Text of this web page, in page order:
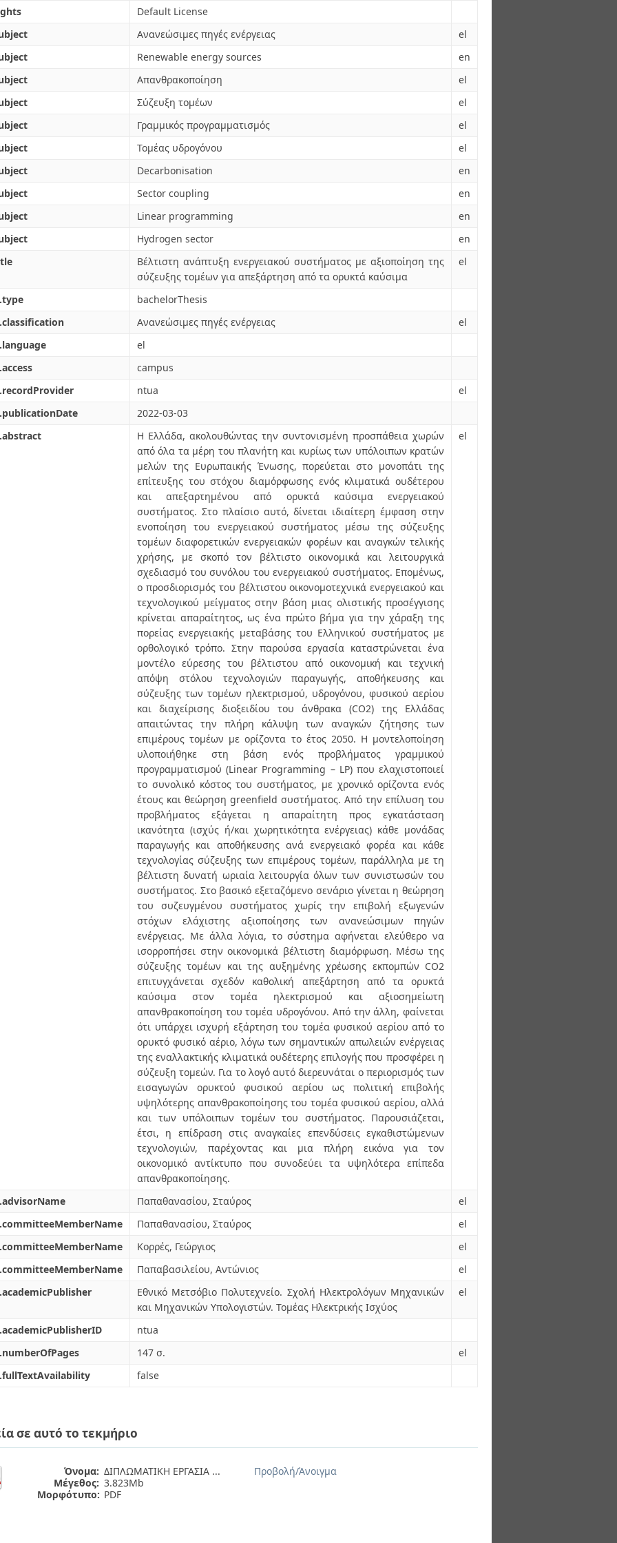
Default License
Ανανεώσιμες πηγές ενέργειας
el
Renewable energy sources
en
Απανθρακοποίηση
el
Σύζευξη τομέων
el
Γραμμικός προγραμματισμός
el
Τομέας υδρογόνου
el
Decarbonisation
en
Sector coupling
en
Linear programming
en
Hydrogen sector
en
Βέλτιστη ανάπτυξη ενεργειακού συστήματος με αξιοποίηση της
σύζευξης τομέων για απεξάρτηση από τα ορυκτά καύσιμα
el
bachelorThesis
Ανανεώσιμες πηγές ενέργειας
el
el
campus
ntua
el
2022-03-03
Η Ελλάδα, ακολουθώντας την συντονισμένη προσπάθεια χωρών
από όλα τα μέρη του πλανήτη και κυρίως των υπόλοιπων κρατών
μελών της Ευρωπαικής Ένωσης, πορεύεται στο μονοπάτι της
επίτευξης του στόχου διαμόρφωσης ενός κλιματικά ουδέτερου
και απεξαρτημένου από ορυκτά καύσιμα ενεργειακού
συστήματος. Στο πλαίσιο αυτό, δίνεται ιδιαίτερη έμφαση στην
ενοποίηση του ενεργειακού συστήματος μέσω της σύζευξης
τομέων διαφορετικών ενεργειακών φορέων και αναγκών τελικής
χρήσης, με σκοπό τον βέλτιστο οικονομικά και λειτουργικά
σχεδιασμό του συνόλου του ενεργειακού συστήματος. Επομένως,
ο προσδιορισμός του βέλτιστου οικονομοτεχνικά ενεργειακού και
τεχνολογικού μείγματος στην βάση μιας ολιστικής προσέγγισης
κρίνεται απαραίτητος, ως ένα πρώτο βήμα για την χάραξη της
πορείας ενεργειακής μεταβάσης του Ελληνικού συστήματος με
ορθολογικό τρόπο. Στην παρούσα εργασία καταστρώνεται ένα
μοντέλο εύρεσης του βέλτιστου από οικονομική και τεχνική
απόψη στόλου τεχνολογιών παραγωγής, αποθήκευσης και
σύζευξης των τομέων ηλεκτρισμού, υδρογόνου, φυσικού αερίου
και διαχείρισης διοξειδίου του άνθρακα (CO2) της Ελλάδας
απαιτώντας την πλήρη κάλυψη των αναγκών ζήτησης των
επιμέρους τομέων με ορίζοντα το έτος 2050. Η μοντελοποίηση
υλοποιήθηκε στη βάση ενός προβλήματος γραμμικού
προγραμματισμού (Linear Programming – LP) που ελαχιστοποιεί
το συνολικό κόστος του συστήματος, με χρονικό ορίζοντα ενός
έτους και θεώρηση greenfield συστήματος. Από την επίλυση του
προβλήματος εξάγεται η απαραίτητη προς εγκατάσταση
ικανότητα (ισχύς ή/και χωρητικότητα ενέργειας) κάθε μονάδας
παραγωγής και αποθήκευσης ανά ενεργειακό φορέα και κάθε
τεχνολογίας σύζευξης των επιμέρους τομέων, παράλληλα με τη
βέλτιστη δυνατή ωριαία λειτουργία όλων των συνιστωσών του
συστήματος. Στο βασικό εξεταζόμενο σενάριο γίνεται η θεώρηση
του συζευγμένου συστήματος χωρίς την επιβολή εξωγενών
στόχων ελάχιστης αξιοποίησης των ανανεώσιμων πηγών
ενέργειας. Με άλλα λόγια, το σύστημα αφήνεται ελεύθερο να
ισορροπήσει στην οικονομικά βέλτιστη διαμόρφωση. Μέσω της
σύζευξης τομέων και της αυξημένης χρέωσης εκπομπών CO2
επιτυγχάνεται σχεδόν καθολική απεξάρτηση από τα ορυκτά
καύσιμα στον τομέα ηλεκτρισμού και αξιοσημείωτη
απανθρακοποίηση του τομέα υδρογόνου. Από την άλλη, φαίνεται
ότι υπάρχει ισχυρή εξάρτηση του τομέα φυσικού αερίου από το
ορυκτό φυσικό αέριο, λόγω των σημαντικών απωλειών ενέργειας
της εναλλακτικής κλιματικά ουδέτερης επιλογής που προσφέρει η
σύζευξη τομεών. Για το λογό αυτό διερευνάται ο περιορισμός των
εισαγωγών ορυκτού φυσικού αερίου ως πολιτική επιβολής
υψηλότερης απανθρακοποίησης του τομέα φυσικού αερίου, αλλά
και των υπόλοιπων τομέων του συστήματος. Παρουσιάζεται,
έτσι, η επίδραση στις αναγκαίες επενδύσεις εγκαθιστώμενων
τεχνολογιών, παρέχοντας και μια πλήρη εικόνα για τον
οικονομικό αντίκτυπο που συνοδεύει τα υψηλότερα επίπεδα
απανθρακοποίησης.
el
Παπαθανασίου, Σταύρος
el
Παπαθανασίου, Σταύρος
el
Κορρές, Γεώργιος
el
Παπαβασιλείου, Αντώνιος
el
Εθνικό Μετσόβιο Πολυτεχνείο. Σχολή Ηλεκτρολόγων Μηχανικών
και Μηχανικών Υπολογιστών. Τομέας Ηλεκτρικής Ισχύος
el
ntua
147 σ.
el
false
σε αυτό το τεκμήριο
Όνομα: ΔΙΠΛΩΜΑΤΙΚΗ ΕΡΓΑΣΙΑ ...
Μέγεθος: 3.823Mb
Μορφότυπο: PDF
Προβολή/Άνοιγμα